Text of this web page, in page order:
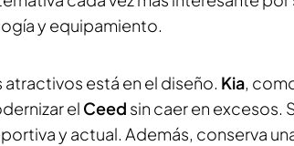
y equipamiento.
atractivos está en el diseño. Kia,
el Ceed sin caer en excesos.
y actual. Además, conserva